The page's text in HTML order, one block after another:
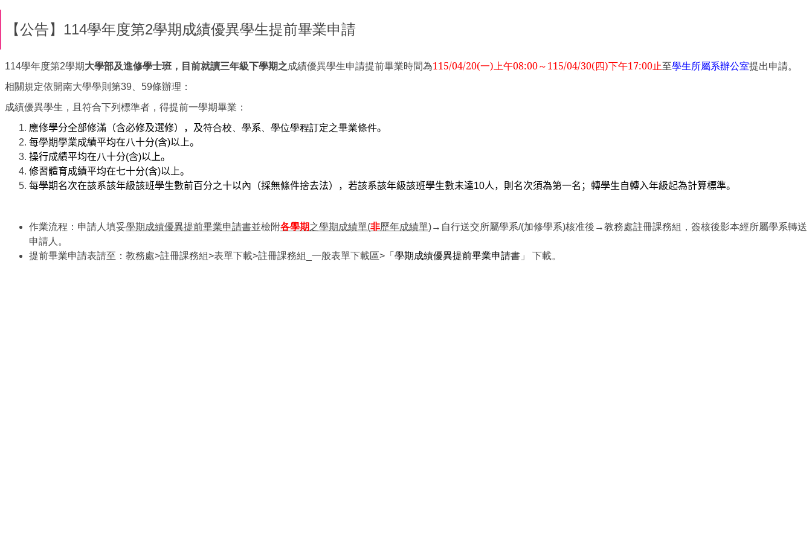
【公告】114學年度第2學期成績優異學生提前畢業申請
114學年度第2學期大學部及進修學士班，目前就讀三年級下學期之成績優異學生申請提前畢業時間為115/04/20(一)上午08:00～115/04/30(四)下午17:00止至學生所屬系辦公室提出申請。
相關規定依開南大學學則第39、59條辦理：
成績優異學生，且符合下列標準者，得提前一學期畢業：
應修學分全部修滿（含必修及選修），及符合校、學系、學位學程訂定之畢業條件。
每學期學業成績平均在八十分(含)以上。
操行成績平均在八十分(含)以上。
修習體育成績平均在七十分(含)以上。
每學期名次在該系該年級該班學生數前百分之十以內（採無條件捨去法），若該系該年級該班學生數未達10人，則名次須為第一名；轉學生自轉入年級起為計算標準。
作業流程：申請人填妥學期成績優異提前畢業申請書並檢附各學期之學期成績單(非歷年成績單)→自行送交所屬學系/(加修學系)核准後→教務處註冊課務組，簽核後影本經所屬學系轉送
申請人。
提前畢業申請表請至：教務處>註冊課務組>表單下載>註冊課務組_一般表單下載區>「 學期成績優異提前畢業申請書 」 下載。